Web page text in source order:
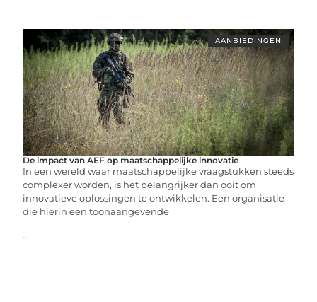
AANBIEDINGEN
De impact van AEF op maatschappelijke innovatie
In een wereld waar maatschappelijke vraagstukken steeds
complexer worden, is het belangrijker dan ooit om
innovatieve oplossingen te ontwikkelen. Een organisatie
die hierin een toonaangevende
...